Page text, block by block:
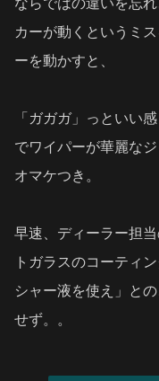
カーが動くというミ
ーを動かすと、
「ガガガ」っといい
でワイパーが華麗な
オマケつき。
早速、ディーラー担
トガラスのコーティ
シャー液を使え」と
せず。。